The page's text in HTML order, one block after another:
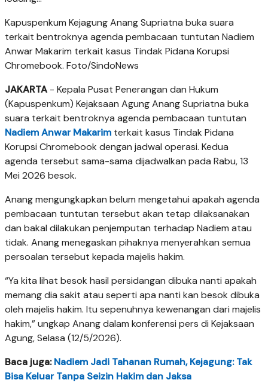
Kapuspenkum Kejagung Anang Supriatna buka suara
terkait bentroknya agenda pembacaan tuntutan Nadiem
Anwar Makarim terkait kasus Tindak Pidana Korupsi
Chromebook. Foto/SindoNews
JAKARTA - Kepala Pusat Penerangan dan Hukum
(Kapuspenkum) Kejaksaan Agung Anang Supriatna buka
suara terkait bentroknya agenda pembacaan tuntutan
Nadiem Anwar Makarim terkait kasus Tindak Pidana
Korupsi Chromebook dengan jadwal operasi. Kedua
agenda tersebut sama-sama dijadwalkan pada Rabu, 13
Mei 2026 besok.
Anang mengungkapkan belum mengetahui apakah agenda
pembacaan tuntutan tersebut akan tetap dilaksanakan
dan bakal dilakukan penjemputan terhadap Nadiem atau
tidak. Anang menegaskan pihaknya menyerahkan semua
persoalan tersebut kepada majelis hakim.
“Ya kita lihat besok hasil persidangan dibuka nanti apakah
memang dia sakit atau seperti apa nanti kan besok dibuka
oleh majelis hakim. Itu sepenuhnya kewenangan dari majelis
hakim,” ungkap Anang dalam konferensi pers di Kejaksaan
Agung, Selasa (12/5/2026).
Baca juga:Nadiem Jadi Tahanan Rumah, Kejagung: Tak
Bisa Keluar Tanpa Seizin Hakim dan Jaksa